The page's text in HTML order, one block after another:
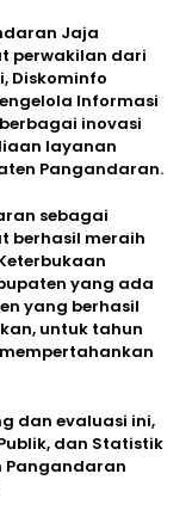
Jaja
perwakilan dari
Diskominfo
Informasi
inovasi
layanan
Pangandaran.
sebagai
berhasil meraih
yang ada
yang berhasil
untuk tahun
dan evaluasi ini,
dan Statistik
Pangandaran